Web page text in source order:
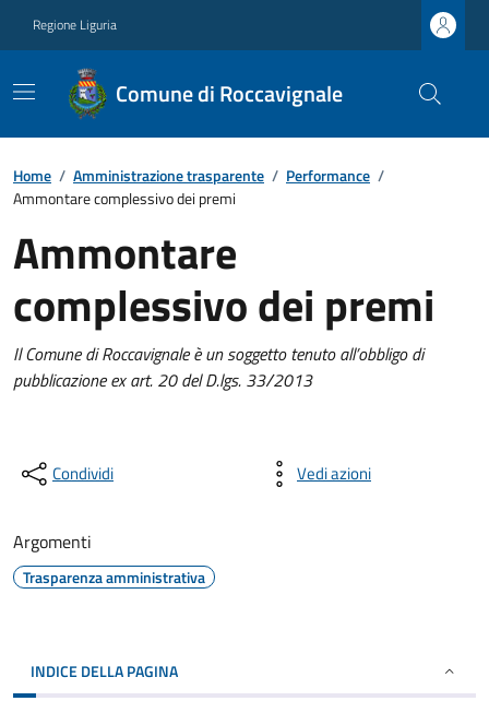
Regione Liguria
Comune di Roccavignale
Home / Amministrazione trasparente / Performance /
Ammontare complessivo dei premi
Ammontare
complessivo dei premi
Il Comune di Roccavignale è un soggetto tenuto all’obbligo di
pubblicazione ex art. 20 del D.lgs. 33/2013
Condividi Vedi azioni
Argomenti
Trasparenza amministrativa
INDICE DELLA PAGINA